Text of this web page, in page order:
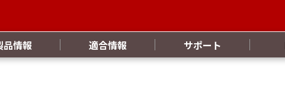
品情報 適合情報 サポート